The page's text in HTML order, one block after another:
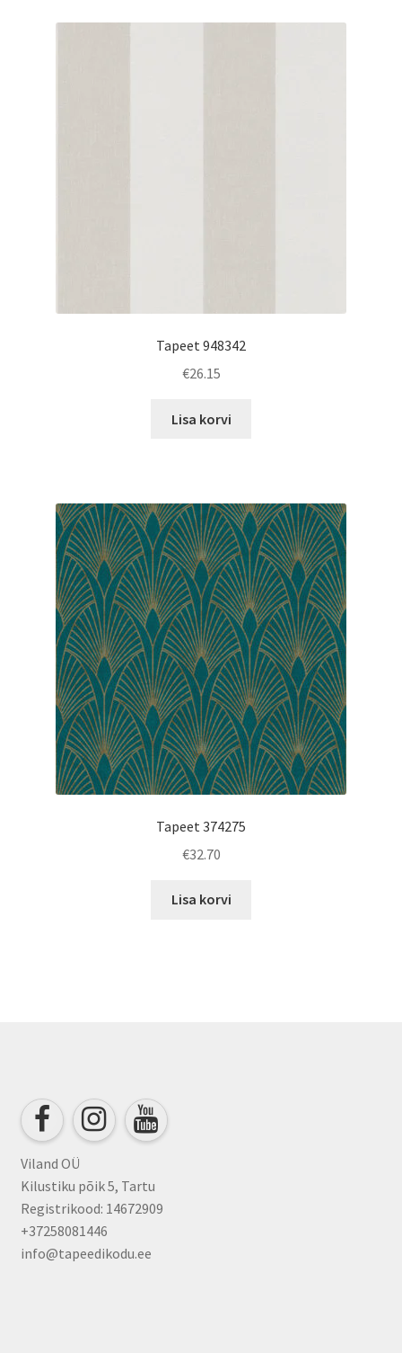
Tapeet 948342
€26.15
Lisa korvi
Tapeet 374275
€32.70
Lisa korvi
Viland OÜ
Kilustiku põik 5, Tartu
Registrikood: 14672909
+37258081446
info@tapeedikodu.ee